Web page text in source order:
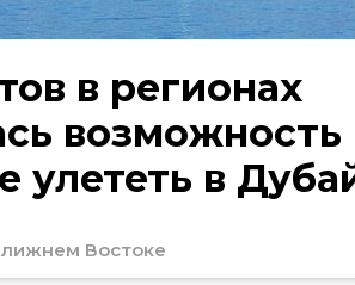
в регионах
возможность
улететь в
Востоке